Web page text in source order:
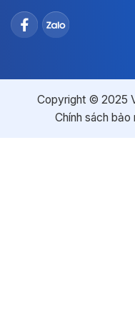
Copyright © 2025
Chính sách bảo